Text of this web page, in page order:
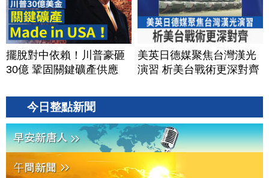
擺脫對中依賴！川普豪砸
30億 鞏固關鍵礦產供應
美英日德媒聚焦台灣漢光
演習 析美台戰術更深對齊
今日整點新聞